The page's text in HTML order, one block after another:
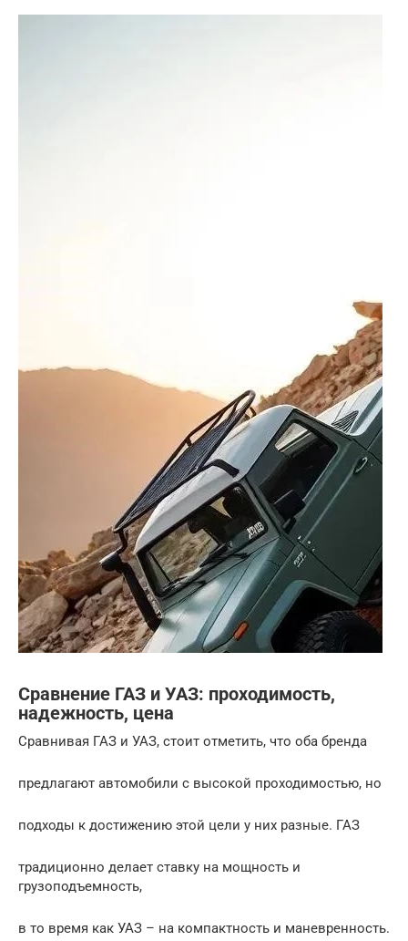
Сравнение ГАЗ и УАЗ: проходимость,
надежность, цена
Сравнивая ГАЗ и УАЗ, стоит отметить, что оба бренда
предлагают автомобили с высокой проходимостью, но
подходы к достижению этой цели у них разные. ГАЗ
традиционно делает ставку на мощность и
грузоподъемность,
в то время как УАЗ – на компактность и маневренность.